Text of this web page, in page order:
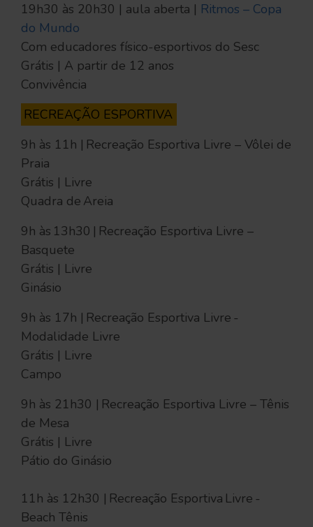
19h30 às 20h30 | aula aberta | Ritmos – Copa
do Mundo
Com educadores físico-esportivos do Sesc
Grátis | A partir de 12 anos
Convivência
RECREAÇÃO ESPORTIVA
9h às 11h | Recreação Esportiva Livre – Vôlei de
Praia
Grátis | Livre
Quadra de Areia
9h às 13h30 | Recreação Esportiva Livre –
Basquete
Grátis | Livre
Ginásio
9h às 17h | Recreação Esportiva Livre -
Modalidade Livre
Grátis | Livre
Campo
9h às 21h30 | Recreação Esportiva Livre – Tênis
de Mesa
Grátis | Livre
Pátio do Ginásio
11h às 12h30 | Recreação Esportiva Livre -
Beach Tênis